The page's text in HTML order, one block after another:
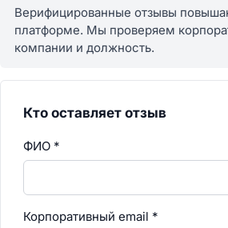
Верифицированные отзывы
платформе. Мы проверяем
компании и должность.
Кто оставляет отзыв
ФИО *
Корпоративный email *